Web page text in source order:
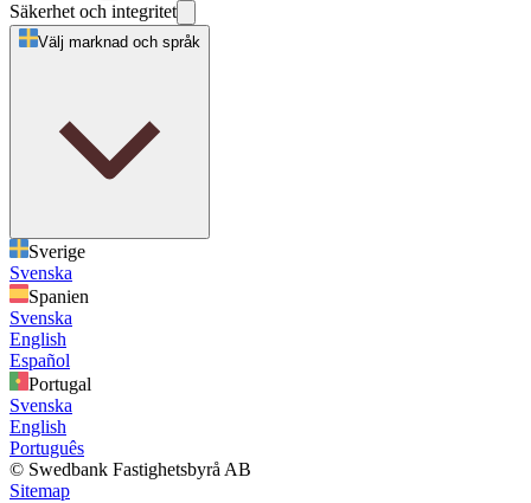
Säkerhet och integritet
Välj marknad och språk
Sverige
Svenska
Spanien
Svenska
English
Español
Portugal
Svenska
English
Português
© Swedbank Fastighetsbyrå AB
Sitemap